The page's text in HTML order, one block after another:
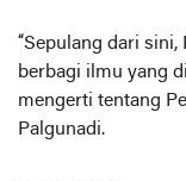
“Sepulang dari
berbagi ilmu yang
mengerti tentang
Palgunadi.